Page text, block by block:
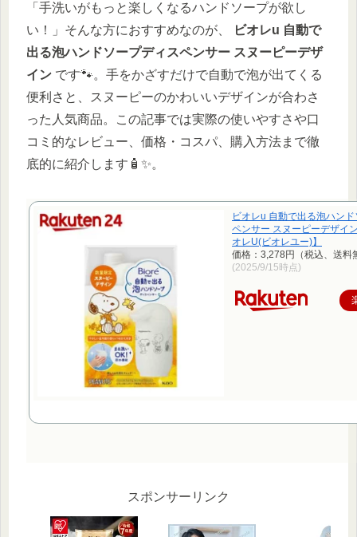
「手洗いがもっと楽しくなるハンドソープが欲し
い！」そんな方におすすめなのが、
ビオレu 自動で
出る泡ハンドソープディスペンサー スヌーピーデザ
イン です🐾。手をかざすだけで自動で泡が出てくる
便利さと、スヌーピーのかわいいデザインが合わさ
った人気商品。この記事では実際の使いやすさや口
コミ的なレビュー、価格・コスパ、購入方法まで徹
底的に紹介します🧴✨。
ビオレu 自動で出る泡ハン
ペンサー スヌーピーデザイ
オレU(ビオレユー)】
価格：3,278円（税込、送料
(2025/9/15時点)
スポンサーリンク